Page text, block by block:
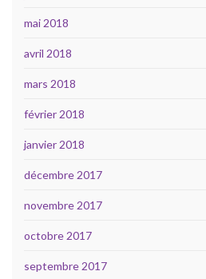
mai 2018
avril 2018
mars 2018
février 2018
janvier 2018
décembre 2017
novembre 2017
octobre 2017
septembre 2017